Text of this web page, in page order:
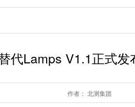
代Lamps V1.1正式发
作者： 北测集团